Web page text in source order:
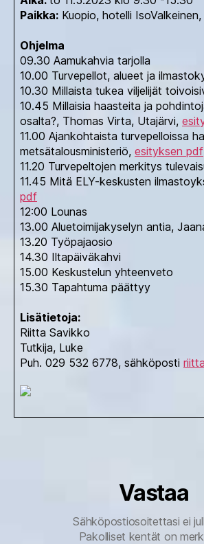
Paikka: Kuopio, hotelli
Ohjelma
09.30 Aamukahvia tarjolla
10.00 Turvepellot, alueet ja
10.30 Millaista tukea viljelijät
10.45 Millaisia haasteita ja
osalta?, Thomas Virta, Utajärvi,
11.00 Ajankohtaista turvepelloissa
metsätalousministeriö, esityksen pdf
11.20 Turvepeltojen merkitys
11.45 Mitä ELY-keskusten
pdf
12:00 Lounas
13.00 Aluetoimijakyselyn antia,
13.20 Työpajaosio
14.30 Iltapäiväkahvi
15.00 Keskustelun yhteenveto
15.30 Tapahtuma päättyy
Lisätietoja:
Riitta Savikko
Tutkija, Luke
Puh. 029 532 6778, sähköposti
Vastaa
Sähköpostiosoitettasi ei
Pakolliset kentät on